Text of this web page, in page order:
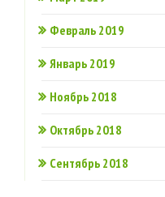
Февраль 2019
Январь 2019
Ноябрь 2018
Октябрь 2018
Сентябрь 2018